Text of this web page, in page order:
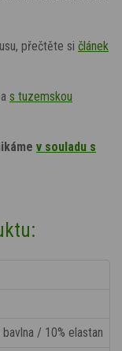
přečtěte si článek
a s tuzemskou
v souladu s
/ 10% elastan